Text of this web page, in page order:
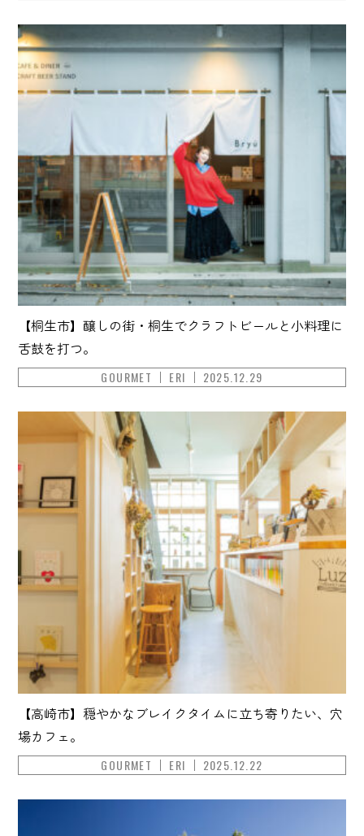
【桐生市】醸しの街・桐生でクラフトビールと小料理に
舌鼓を打つ。
GOURMET ERI 2025.12.29
【高崎市】穏やかなブレイクタイムに立ち寄りたい、穴
場カフェ。
GOURMET ERI 2025.12.22